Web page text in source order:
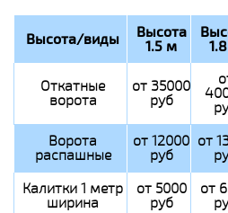
Высота/виды Высота
1.5 м
Откатные
ворота
от 35000
руб
Ворота
распашные
от 12000
руб
от
Калитки 1 метр
ширина
от 5000
руб
от